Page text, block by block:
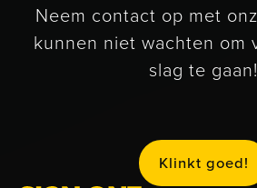
Neem contact op met
kunnen niet wachten om
slag te gaan!
Klinkt goed!